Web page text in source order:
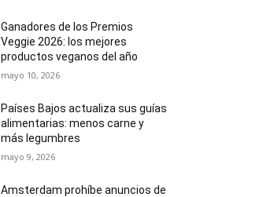
Ganadores de los Premios
Veggie 2026: los mejores
productos veganos del año
mayo 10, 2026
Países Bajos actualiza sus guías
alimentarias: menos carne y
más legumbres
mayo 9, 2026
Amsterdam prohíbe anuncios de